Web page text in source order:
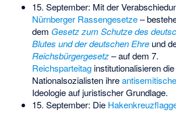
15. September: Mit der
Nürnberger Rassengesetze–
dem Gesetz zum Schutze des
Blutes und der deutschen Ehreund
Reichsbürgergesetz– auf dem 7.
Reichsparteitaginstitutionalisieren die
Nationalsozialisten ihreantisemitische
Ideologie auf juristischer Grundlage.
15. September: Die